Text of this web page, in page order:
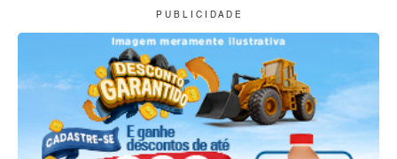
P U B L I C I D A D E